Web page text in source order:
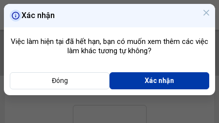
Xác nhận
Việc làm hiện tại đã hết hạn, bạn có muốn xem thêm các việc
làm khác tương tự không?
Đóng Xác nhận